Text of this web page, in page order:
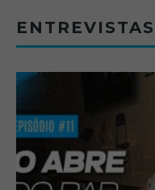
ENTREVISTAS